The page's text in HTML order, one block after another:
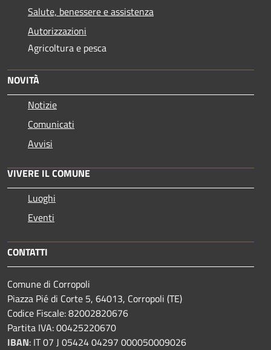
Salute, benessere e assistenza
Autorizzazioni
Agricoltura e pesca
NOVITÀ
Notizie
Comunicati
Avvisi
VIVERE IL COMUNE
Luoghi
Eventi
CONTATTI
Comune di Corropoli
Piazza Pié di Corte 5, 64013, Corropoli (TE)
Codice Fiscale: 82002820676
Partita IVA: 00425220670
IBAN: IT 07 J 05424 04297 000050009026